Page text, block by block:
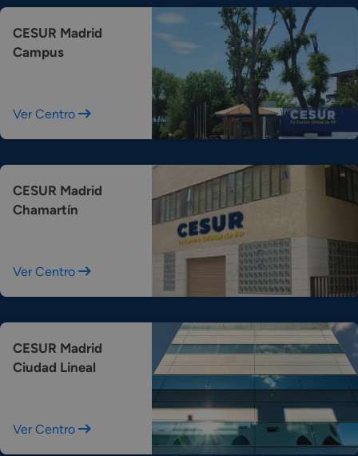
CESUR Madrid
Campus
Ver Centro
CESUR Madrid
Chamartín
Ver Centro
CESUR Madrid
Ciudad Lineal
Ver Centro